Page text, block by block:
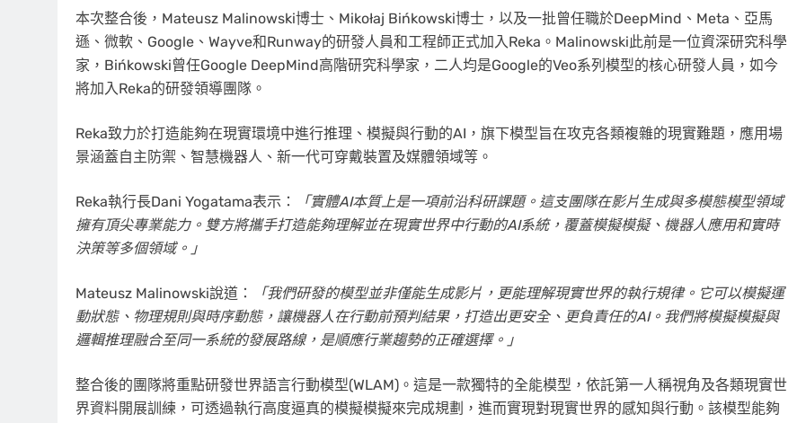
本次整合後，Mateusz Malinowski博士、Mikołaj Bińkowski博士，以及一批曾任職於DeepMind、Meta、亞馬
遜、微軟、Google、Wayve和Runway的研發人員和工程師正式加入Reka。Malinowski此前是一位資深研究科學
家，Bińkowski曾任Google DeepMind高階研究科學家，二人均是Google的Veo系列模型的核心研發人員，如今
將加入Reka的研發領導團隊。
Reka致力於打造能夠在現實環境中進行推理、模擬與行動的AI，旗下模型旨在攻克各類複雜的現實難題，應用場
景涵蓋自主防禦、智慧機器人、新一代可穿戴裝置及媒體領域等。
Reka執行長Dani Yogatama表示： 「實體AI本質上是一項前沿科研課題。這支團隊在影片生成與多模態模型領域
擁有頂尖專業能力。雙方將攜手打造能夠理解並在現實世界中行動的AI系統，覆蓋模擬模擬、機器人應用和實時
決策等多個領域。」
Mateusz Malinowski說道：
「我們研發的模型並非僅能生成影片，更能理解現實世界的執行規律。它可以模擬運
動狀態、物理規則與時序動態，讓機器人在行動前預判結果，打造出更安全、更負責任的AI。我們將模擬模擬與
邏輯推理融合至同一系統的發展路線，是順應行業趨勢的正確選擇。」
整合後的團隊將重點研發世界語言行動模型(WLAM)。這是一款獨特的全能模型，依託第一人稱視角及各類現實世
界資料開展訓練，可透過執行高度逼真的模擬模擬來完成規劃，進而實現對現實世界的感知與行動。該模型能夠